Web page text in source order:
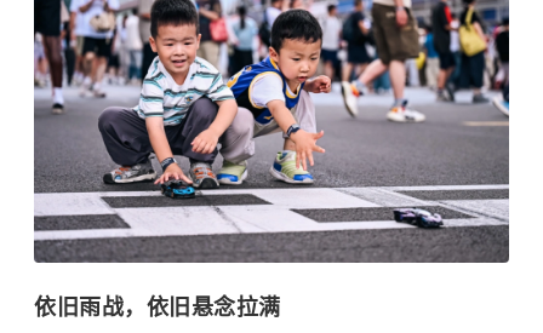
依旧雨战，依旧悬念拉满